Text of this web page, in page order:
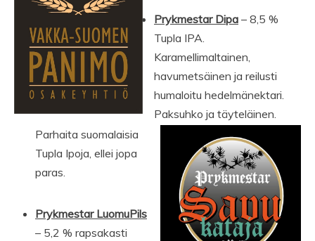
Prykmestar Dipa – 8,5 %
Tupla IPA.
Karamellimaltainen,
havumetsäinen ja reilusti
humaloitu hedelmänektari.
Paksuhko ja täyteläinen.
Parhaita suomalaisia
Tupla Ipoja, ellei jopa
paras.
Prykmestar LuomuPils
– 5,2 % rapsakasti